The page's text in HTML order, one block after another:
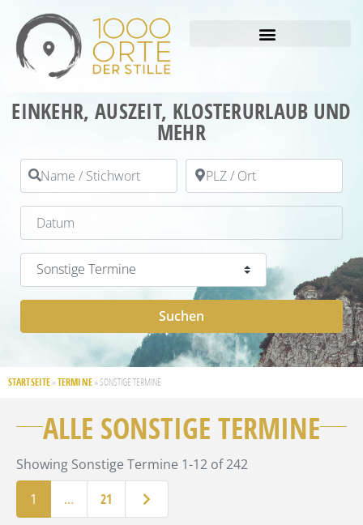
EINKEHR, AUSZEIT, KLOSTERURLAUB UND
MEHR
Name / Stichwort PLZ / Ort
Datum
Kategorie
Suchen
STARTSEITE » TERMINE» SONSTIGE TERMINE
ALLE SONSTIGE TERMINE
Showing Sonstige Termine 1-12 of 242
1
… 21 Ältere Beiträge